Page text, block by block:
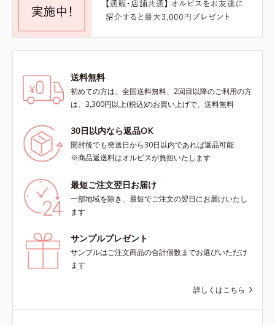
送料無料
初めての方は、全国送料無料、2回目以降のご利用の方
は、3,300円以上(税込)のお買い上げで、送料無料
30日以内なら返品OK
開封後でも発送日から30日以内であれば返品可能
※商品返送料はオルビスが負担いたします
最短ご注文翌日お届け
一部地域を除き、最短でご注文の翌日にお届けいたし
ます
サンプルプレゼント
サンプルはご注文商品の合計個数までお選びいただけ
ます
詳しくはこちら